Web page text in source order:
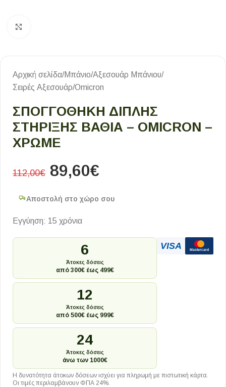
Αρχική σελίδα/Μπάνιο/Αξεσουάρ Μπάνιου/
Σειρές Αξεσουάρ/Omicron
ΣΠΟΓΓΟΘΗΚΗ ΔΙΠΛΗΣ
ΣΤΗΡΙΞΗΣ ΒΑΘΙΑ – OMICRON –
ΧΡΩΜΕ
112,00€ 89,60€
Αποστολή στο χώρο σου
Εγγύηση: 15 χρόνια
6
Άτοκες δόσεις
από 300€ έως 499€
12
Άτοκες δόσεις
από 500€ έως 999€
24
Άτοκες δόσεις
άνω των 1000€
VISA Mastercard
Η δυνατότητα άτοκων δόσεων ισχύει για πληρωμή με πιστωτική κάρτα.
Οι τιμές περιλαμβάνουν ΦΠΑ 24%.